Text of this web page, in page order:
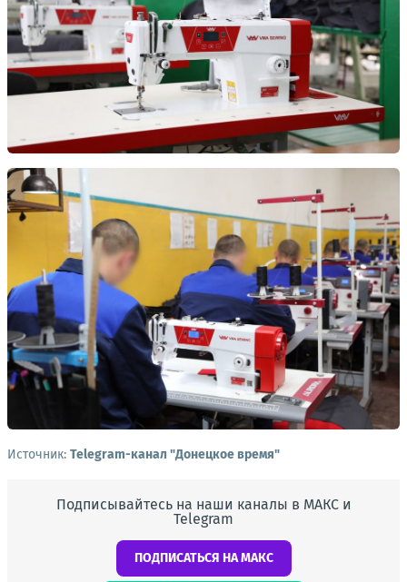
Источник: Telegram-канал "Донецкое время"
Подписывайтесь на наши каналы в МАКС и
Telegram
ПОДПИСАТЬСЯ НА МАКС